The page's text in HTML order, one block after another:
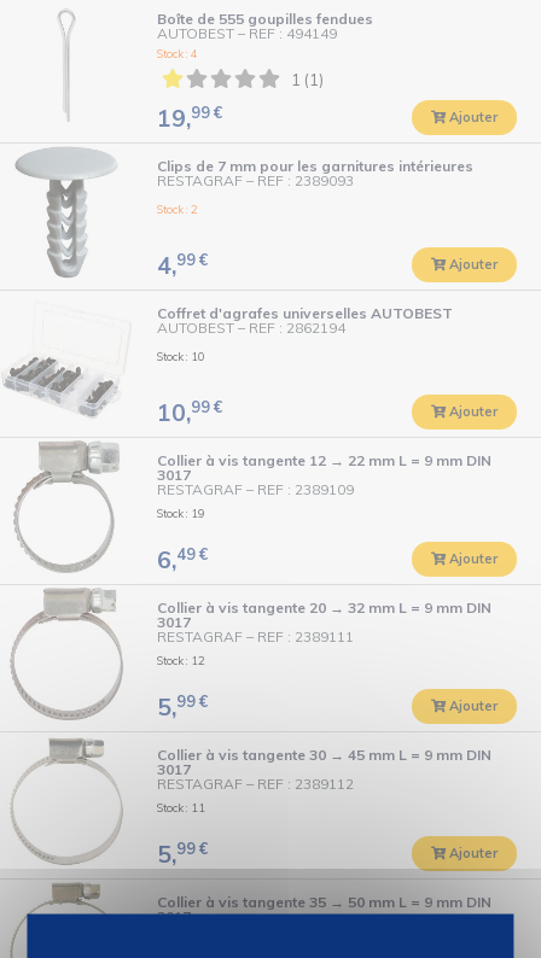
Boîte de 555 goupilles fendues
AUTOBEST – REF : 494149
Stock : 4
1 (1)
19,99€ Ajouter
Clips de 7 mm pour les garnitures intérieures
RESTAGRAF – REF : 2389093
Stock : 2
4,99€ Ajouter
Coffret d'agrafes universelles AUTOBEST
AUTOBEST – REF : 2862194
Stock : 10
10,99€ Ajouter
Collier à vis tangente 12 → 22 mm L = 9 mm DIN
3017
RESTAGRAF – REF : 2389109
Stock : 19
6,49€ Ajouter
Collier à vis tangente 20 → 32 mm L = 9 mm DIN
3017
RESTAGRAF – REF : 2389111
Stock : 12
5,99€ Ajouter
Collier à vis tangente 30 → 45 mm L = 9 mm DIN
3017
RESTAGRAF – REF : 2389112
Stock : 11
5,99€ Ajouter
Collier à vis tangente 35 → 50 mm L = 9 mm DIN
3017